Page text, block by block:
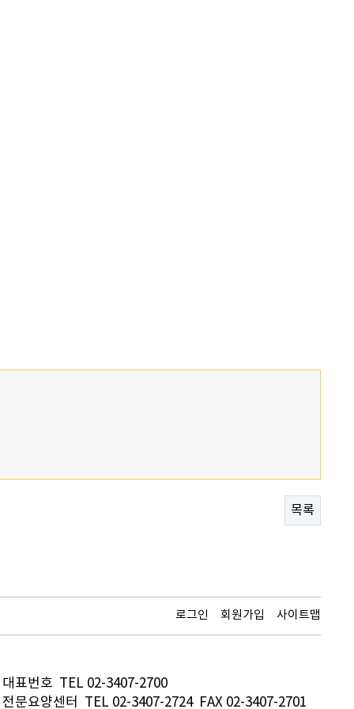
목록
로그인 회원가입 사이트맵
대표번호 TEL 02-3407-2700
전문요양센터 TEL 02-3407-2724 FAX 02-3407-2701